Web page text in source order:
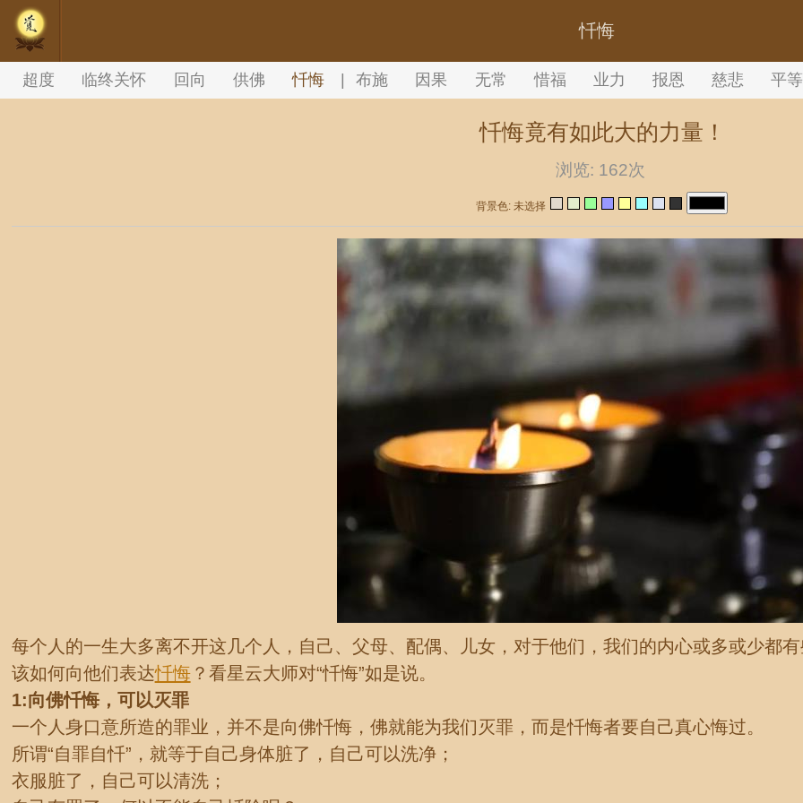
//内容文章背景颜色设置
忏悔
超度 临终关怀 回向 供佛 忏悔 | 布施 因果 无常 惜福 业力 报恩 慈悲 平等
忏悔竟有如此大的力量！
浏览: 162次
背景色: 未选择
每个人的一生大多离不开这几个人，自己、父母、配偶、儿女，对于他们，我们的内心或多或少都
该如何向他们表达忏悔？看星云大师对“忏悔”如是说。
1:向佛忏悔，可以灭罪
一个人身口意所造的罪业，并不是向佛忏悔，佛就能为我们灭罪，而是忏悔者要自己真心悔过。
所谓“自罪自忏”，就等于自己身体脏了，自己可以洗净；
衣服脏了，自己可以清洗；